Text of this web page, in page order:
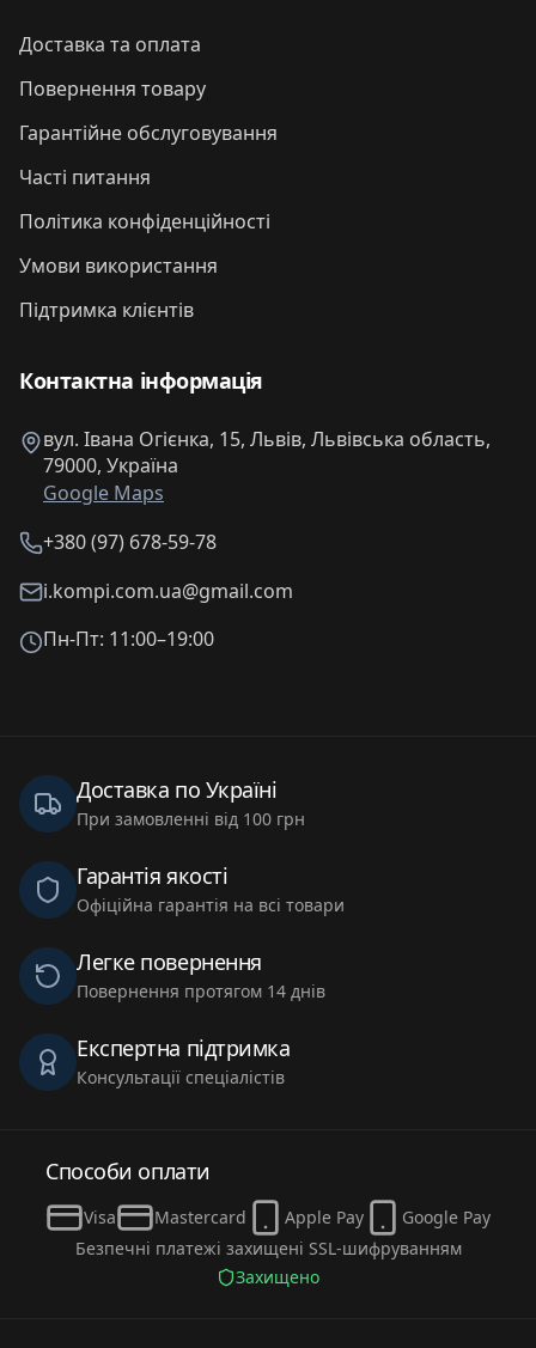
Доставка та оплата
Повернення товару
Гарантійне обслуговування
Часті питання
Політика конфіденційності
Умови використання
Підтримка клієнтів
Контактна інформація
вул. Івана Огієнка, 15, Львів, Львівська область,
79000, Україна
Google Maps
+380 (97) 678-59-78
i.kompi.com.ua@gmail.com
Пн-Пт: 11:00–19:00
Доставка по Україні
При замовленні від 100 грн
Гарантія якості
Офіційна гарантія на всі товари
Легке повернення
Повернення протягом 14 днів
Експертна підтримка
Консультації спеціалістів
Способи оплати
Visa Mastercard Apple Pay
Google Pay
Безпечні платежі захищені SSL-шифруванням
Захищено